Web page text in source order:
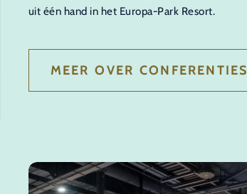
uit één hand in het Europa-Park Resort.
MEER OVER CONFERENTIES